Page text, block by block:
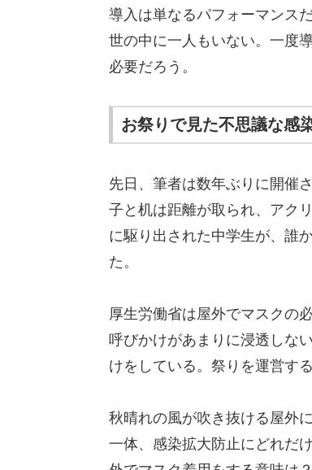
導入は単なるパフォーマンス
世の中に一人もいない。一度
必要だろう。
お祭りで見た不思議な感
先日、筆者は数年ぶりに開催
子と机は距離が取られ、アク
に駆り出された中学生が、誰
た。
厚生労働省は屋外でマスクの
呼びかけがあまりに浸透しな
けをしている。祭りを運営す
秋晴れの風が吹き抜ける屋外
一体、感染拡大防止にどれだ